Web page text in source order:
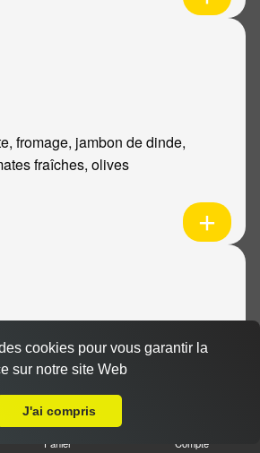
fromage, jambon de dinde,
fraîches, olives
fromage, poulet, poivrons,
Panier Compte
cookies pour vous garantir la
sur notre site Web
J'ai compris